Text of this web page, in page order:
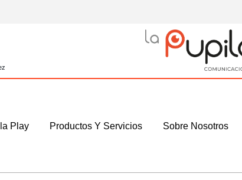
Play Productos Y Servicios Sobre Nosotros